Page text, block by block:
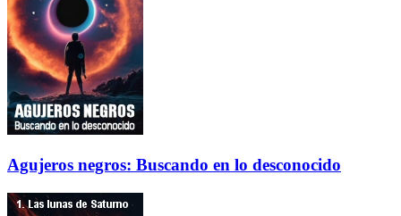
Agujeros negros: Buscando en lo desconocido